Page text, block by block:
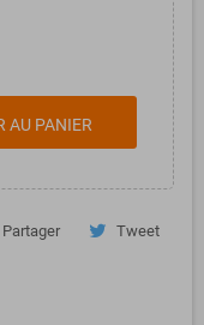
AU PANIER
Partager Tweet